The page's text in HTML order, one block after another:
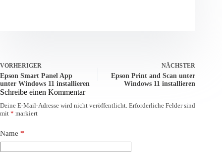
VORHERIGER
Epson Smart Panel App
unter Windows 11 installieren
NÄCHSTER
Epson Print and Scan unter
Windows 11 installieren
Schreibe einen Kommentar
Deine E-Mail-Adresse wird nicht veröffentlicht. Erforderliche Felder sind
mit * markiert
Name *